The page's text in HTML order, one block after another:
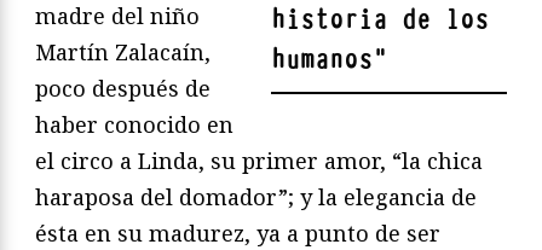
historia de los
humanos"
madre del niño
Martín Zalacaín,
poco después de
haber conocido en
el circo a Linda, su primer amor, “la chica
haraposa del domador”; y la elegancia de
ésta en su madurez, ya a punto de ser